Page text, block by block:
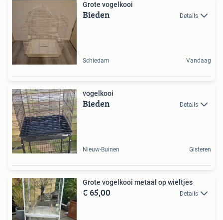
Grote vogelkooi
Bieden Details
Schiedam Vandaag
vogelkooi
Bieden Details
Nieuw-Buinen Gisteren
Grote vogelkooi metaal op wieltjes
€ 65,00 Details